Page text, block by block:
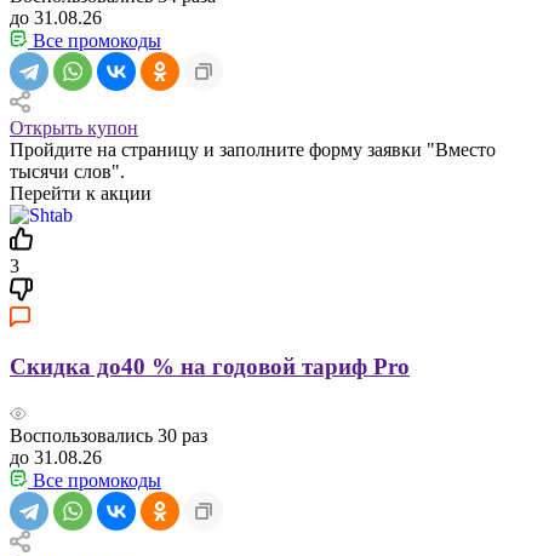
до 31.08.26
Все промокоды
Открыть купон
Пройдите на страницу и заполните форму заявки "Вместо
тысячи слов".
Перейти к акции
3
Скидка до40 % на годовой тариф Pro
Воспользовались 30 раз
до 31.08.26
Все промокоды